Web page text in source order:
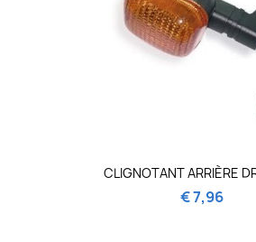
CLIGNOTANT ARRIÈRE
€ 7,96